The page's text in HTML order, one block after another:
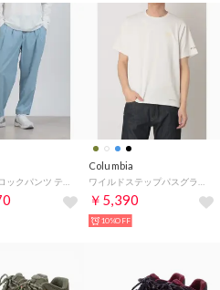
Columbia
￥5,390
10%OFF